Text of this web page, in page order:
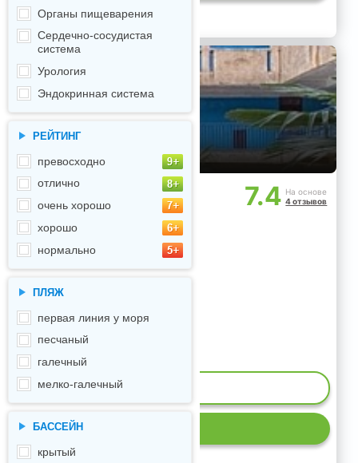
Органы пищеварения
Сердечно-сосудистая
система
Урология
Эндокринная система
РЕЙТИНГ
превосходно
отлично
очень хорошо
хорошо
нормально
ПЛЯЖ
первая линия у моря
песчаный
галечный
мелко-галечный
БАССЕЙН
крытый
7.4 На основе
4 отзывов
МЕСТ